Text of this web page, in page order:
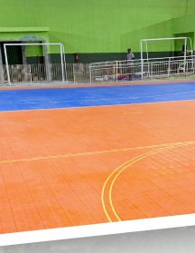
Municipal
de Loanda
realizou, na
data de
hoje,